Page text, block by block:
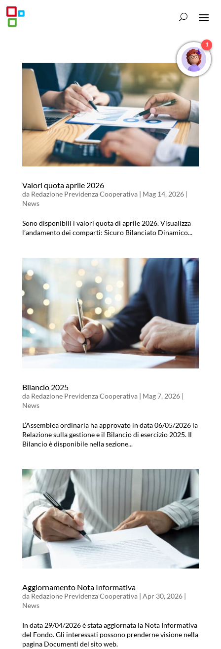
Valori quota aprile 2026
da Redazione Previdenza Cooperativa| Mag 14, 2026|
News
Sono disponibili i valori quota di aprile 2026. Visualizza
l’andamento dei comparti: Sicuro Bilanciato Dinamico...
Bilancio 2025
da Redazione Previdenza Cooperativa| Mag 7, 2026|
News
L’Assemblea ordinaria ha approvato in data 06/05/2026 la
Relazione sulla gestione e il Bilancio di esercizio 2025. Il
Bilancio è disponibile nella sezione...
Aggiornamento Nota Informativa
da Redazione Previdenza Cooperativa| Apr 30, 2026|
News
In data 29/04/2026 è stata aggiornata la Nota Informativa
del Fondo. Gli interessati possono prenderne visione nella
pagina Documenti del sito web.
1